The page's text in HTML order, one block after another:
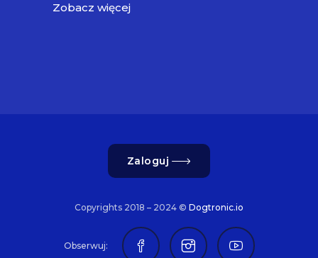
Zobacz więcej
Zaloguj
Copyrights 2018 – 2024 © Dogtronic.io
Obserwuj: